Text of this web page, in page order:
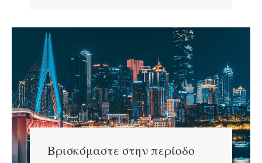
Βρισκόμαστε στην περίοδο